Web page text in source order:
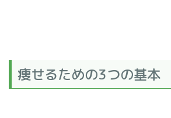
痩せるための3つの基本